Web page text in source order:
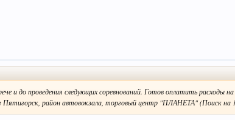
и до проведения следующих соревнований. Готов оплатить расходы
район автовокзала, торговый центр "ПЛАНЕТА" (Поиск на